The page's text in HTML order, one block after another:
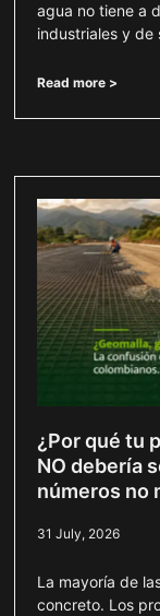
agua no tiene a
industriales y de
Read more >
¿Por qué tu
NO debería
números no
31 July, 2026
La mayoría de
concreto. Los